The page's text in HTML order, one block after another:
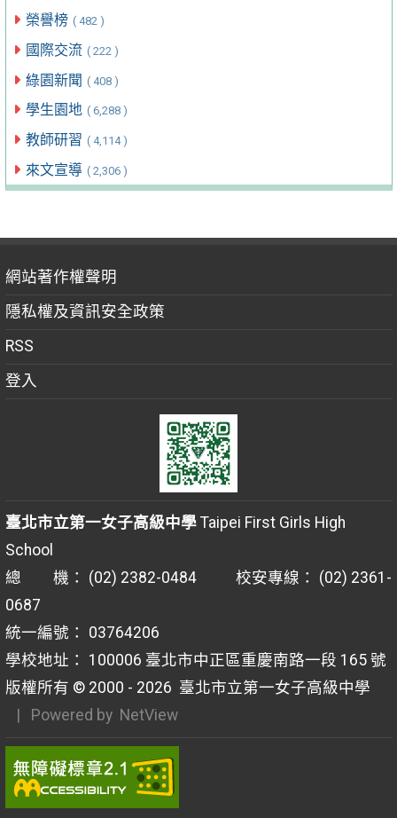
榮譽榜 ( 482 )
國際交流 ( 222 )
綠園新聞 ( 408 )
學生園地 ( 6,288 )
教師研習 ( 4,114 )
來文宣導 ( 2,306 )
網站著作權聲明
隱私權及資訊安全政策
RSS
登入
臺北市立第一女子高級中學Taipei First Girls High
School
總 機： (02) 2382-0484 校安專線： (02) 2361-
0687
統一編號： 03764206
學校地址： 100006 臺北市中正區重慶南路一段 165 號
版權所有 © 2000 - 2026 臺北市立第一女子高級中學
| Powered by NetView